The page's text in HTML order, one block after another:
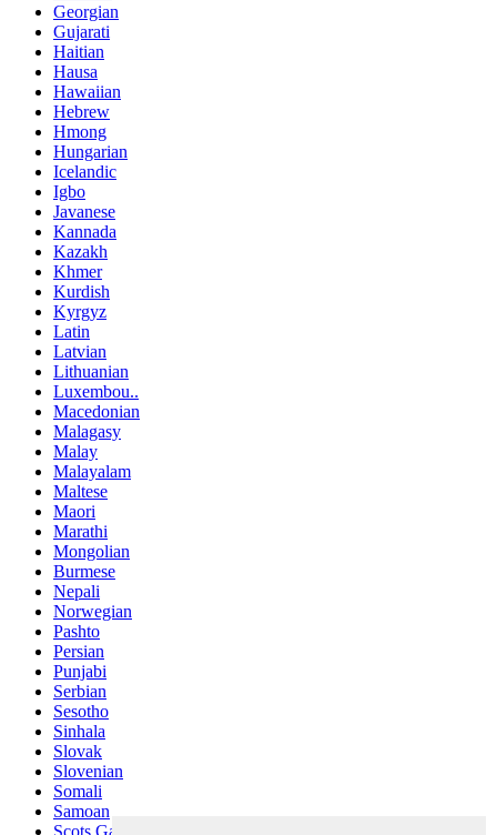
Georgian
Gujarati
Haitian
Hausa
Hawaiian
Hebrew
Hmong
Hungarian
Icelandic
Igbo
Javanese
Kannada
Kazakh
Khmer
Kurdish
Kyrgyz
Latin
Latvian
Lithuanian
Luxembou..
Macedonian
Malagasy
Malay
Malayalam
Maltese
Maori
Marathi
Mongolian
Burmese
Nepali
Norwegian
Pashto
Persian
Punjabi
Serbian
Sesotho
Sinhala
Slovak
Slovenian
Somali
Samoan